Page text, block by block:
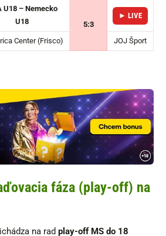
U18 – Nemecko
U18
5:3
► LIVE
Center (Frisco) JOJ Šport
fáza (play-off) na
na rad play-off MS do 18